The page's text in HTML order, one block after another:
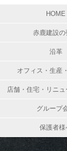
HOME
赤鹿建設の
沿革
オフィス・生産
店舗・住宅・リニ
グループ
保護者様